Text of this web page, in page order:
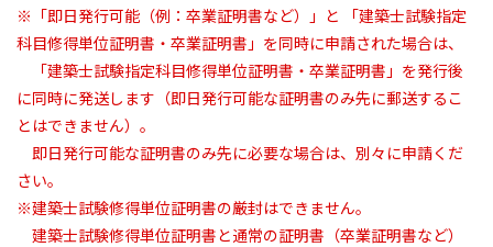
※「即日発行可能（例：卒業証明書など）」と 「建築士試験指定
科目修得単位証明書・ 卒業証明書」を同時に申請された場合は、
「建築士試験指定科目修得単位証明書・ 卒業証明書」を発行後
に同時に発送します（即日発行可能な証明書のみ先に郵送するこ
とはできません）。
即日発行可能な証明書のみ先に必要な場合は、別々に申請くだ
さい。
※建築士試験修得単位証明書の厳封はできません。
建築士試験修得単位証明書と通常の証明書（卒業証明書など）